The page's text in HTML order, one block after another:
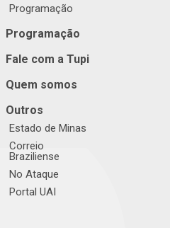
Programação
Programação
Fale com a Tupi
Quem somos
Outros
Estado de Minas
Correio
Braziliense
No Ataque
Portal UAI